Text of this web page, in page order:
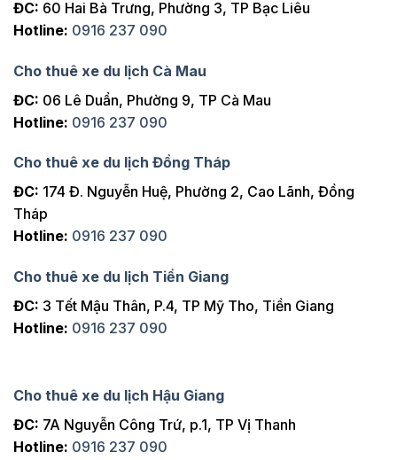
ĐC: 60 Hai Bà Trưng, Phường 3, TP Bạc Liêu
Hotline: 0916 237 090
Cho thuê xe du lịch Cà Mau
ĐC: 06 Lê Duẩn, Phường 9, TP Cà Mau
Hotline: 0916 237 090
Cho thuê xe du lịch Đồng Tháp
ĐC: 174 Đ. Nguyễn Huệ, Phường 2, Cao Lãnh, Đồng
Tháp
Hotline: 0916 237 090
Cho thuê xe du lịch Tiền Giang
ĐC: 3 Tết Mậu Thân, P.4, TP Mỹ Tho, Tiền Giang
Hotline: 0916 237 090
Cho thuê xe du lịch Hậu Giang
ĐC: 7A Nguyễn Công Trứ, p.1, TP Vị Thanh
Hotline: 0916 237 090